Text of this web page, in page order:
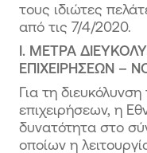
τους ιδιώτες
από τις 7/4/2020.
Ι. ΜΕΤΡΑ
ΕΠΙΧΕΙΡΗΣΕΩΝ –
Για τη
επιχειρήσεων, η
δυνατότητα στο
οποίων η